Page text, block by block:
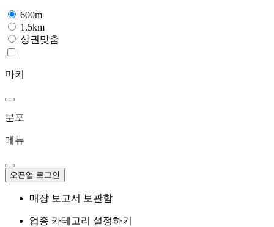
600m
1.5km
상권맞춤
마커
분포
메뉴
오픈업 로그인
매장 보고서 보관함
업종 카테고리 설정하기